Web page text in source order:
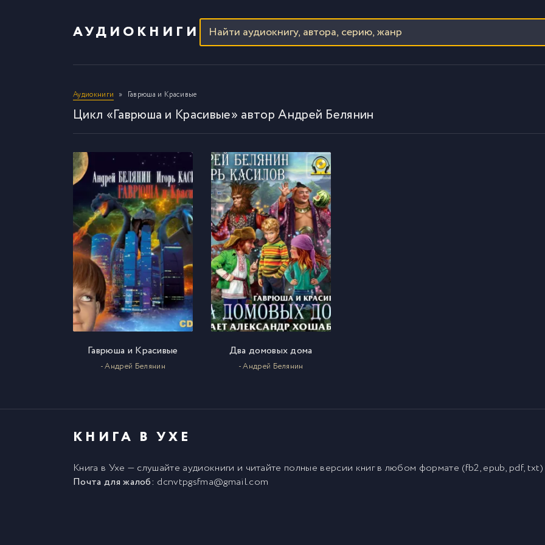
АУДИОКНИГИ
Аудиокниги Гаврюша и Красивые
Цикл «Гаврюша и Красивые» автор Андрей Белянин
Гаврюша и Красивые
- Андрей Белянин
Два домовых дома
- Андрей Белянин
КНИГА В УХЕ
Книга в Ухе — слушайте аудиокниги и читайте полные версии книгв любом формате (fb2, epub, pdf,
Почта для жалоб: dcnvtpgsfma@gmail.com